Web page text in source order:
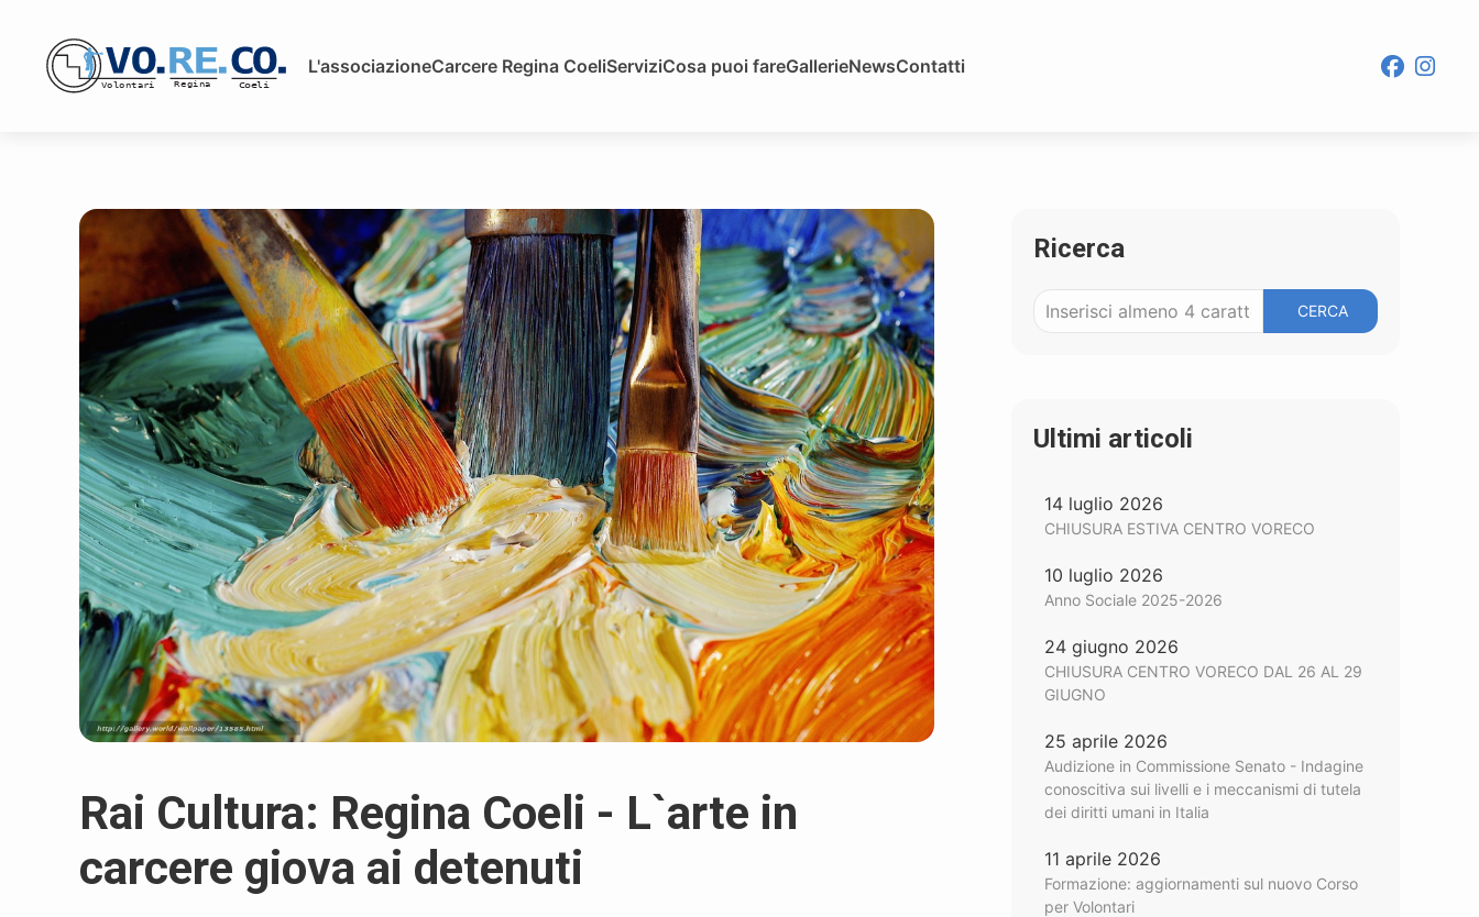
L'associazioneCarcere Regina CoeliServiziCosa puoi fareGallerieNewsContatti
Rai Cultura: Regina Coeli - L`arte in
carcere giova ai detenuti
Ricerca
CERCA
Ultimi articoli
14 luglio 2026
CHIUSURA ESTIVA CENTRO VORECO
10 luglio 2026
Anno Sociale 2025-2026
24 giugno 2026
CHIUSURA CENTRO VORECO DAL 26 AL 29
GIUGNO
25 aprile 2026
Audizione in Commissione Senato - Indagine
conoscitiva sui livelli e i meccanismi di tutela
dei diritti umani in Italia
11 aprile 2026
Formazione: aggiornamenti sul nuovo Corso
per Volontari